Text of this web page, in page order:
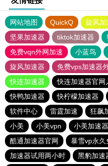
网站地图 QuickQ 旋风加
坚果加速器
tiktok加速器
免费vqn外网加速
小蓝鸟
旋风加速器
免费vps加速器
快连加速器
快连加速器官网
快鸭加速器
快柠檬加速器
软件中心
雷霆加速 狂飙
小美
小美vpn 小美加速器
酷通加速器官网
暴雪vp永久
加速器试用两小时
黑豹加速